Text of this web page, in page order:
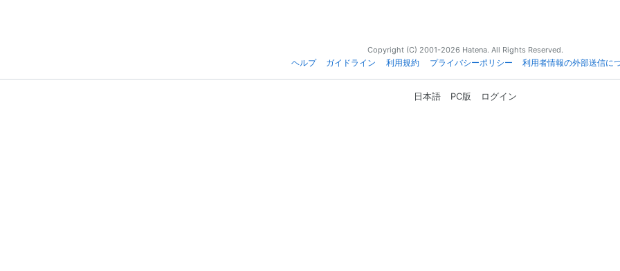
Copyright (C) 2001-2026 Hatena. All Rights Reserved.
ヘルプ
ガイドライン 利用規約 プライバシーポリシー 利用者情報の外部送信に
日本語 PC版 ログイン